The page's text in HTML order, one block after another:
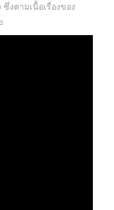
งตามเนื้อเรื่องของ